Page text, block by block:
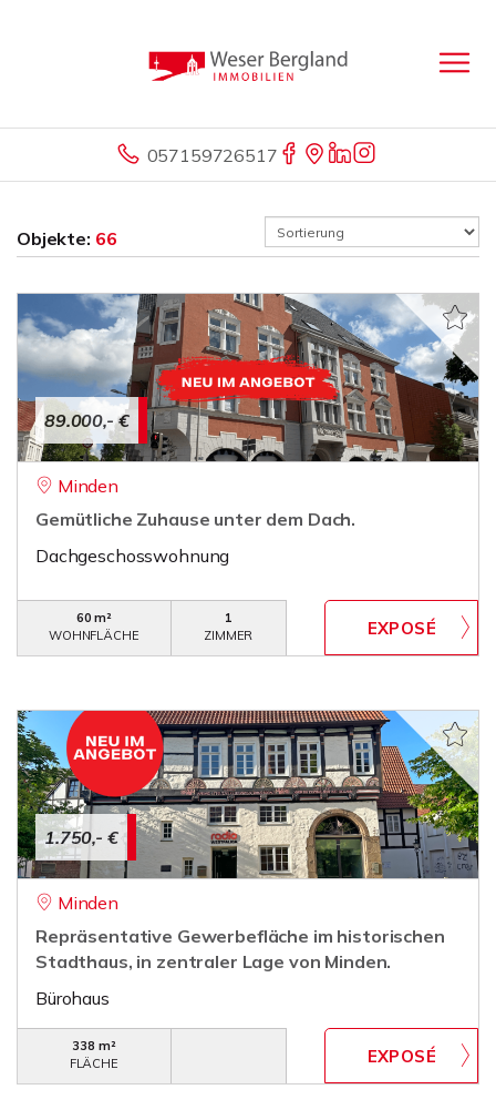
057159726517
Objekte: 66
89.000,- €
Minden
Gemütliche Zuhause unter dem Dach.
Dachgeschosswohnung
60 m²
WOHNFLÄCHE
1
ZIMMER
1.750,- €
Minden
Repräsentative Gewerbefläche im historischen
Stadthaus, in zentraler Lage von Minden.
Bürohaus
338 m²
FLÄCHE